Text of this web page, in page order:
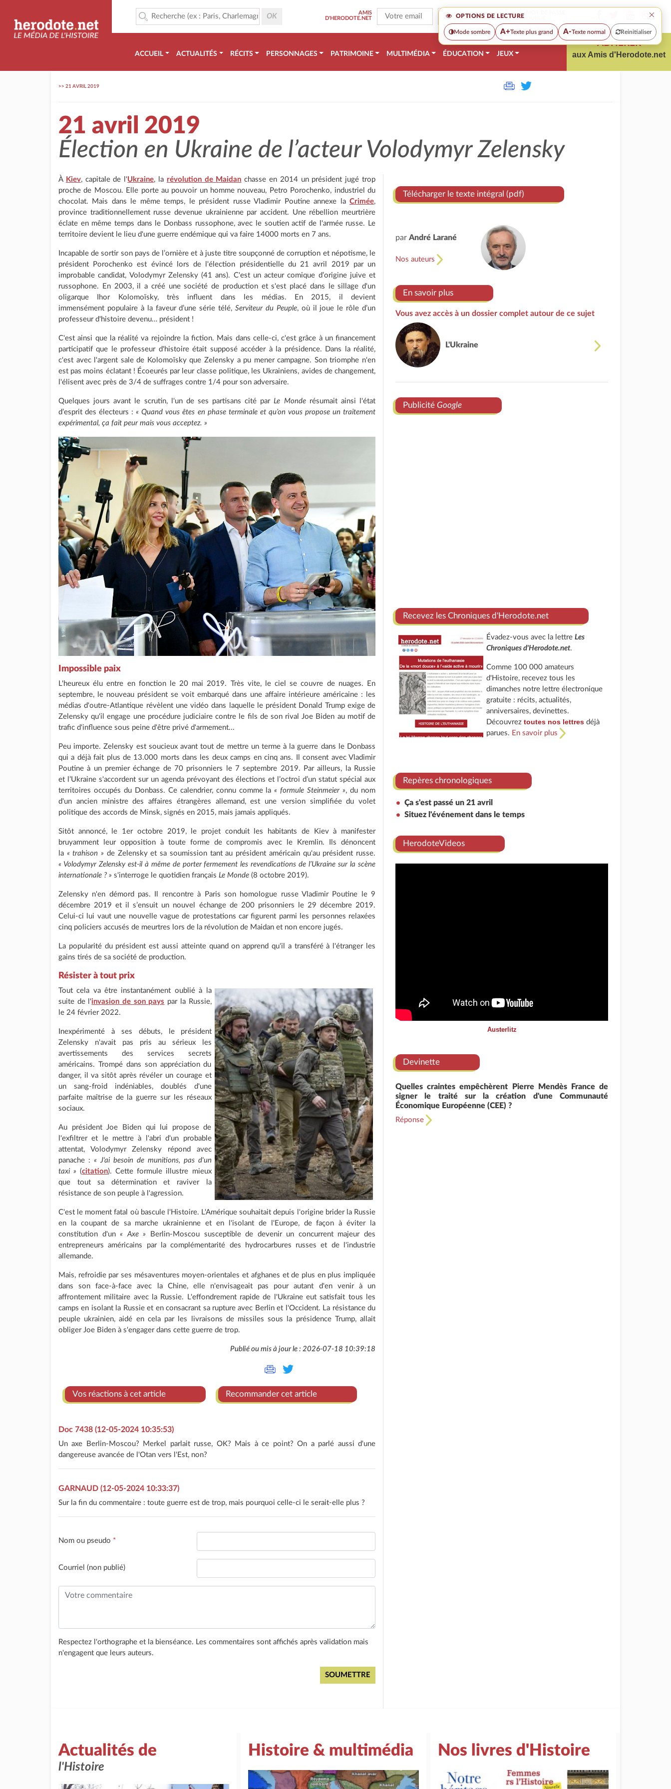
OPTIONS DE LECTURE ×
Mode sombre A+Texte plus grand A-Texte normal Reinitialiser
AMIS
D'HERODOTE.NET
ACCUEIL ACTUALITÉS RÉCITS PERSONNAGES PATRIMOINE MULTIMÉDIA ÉDUCATION JEUX
ADHÉRER
aux Amis d'Herodote.net
>> 21 AVRIL 2019
21 avril 2019
Élection en Ukraine de l’acteur Volodymyr Zelensky
À Kiev, capitale de l'Ukraine, la révolution de Maidan chasse en 2014 un président jugé trop
proche de Moscou. Elle porte au pouvoir un homme nouveau, Petro Porochenko, industriel du
chocolat. Mais dans le même temps, le président russe Vladimir Poutine annexe la Crimée,
province traditionnellement russe devenue ukrainienne par accident. Une rébellion meurtrière
éclate en même temps dans le Donbass russophone, avec le soutien actif de l'armée russe. Le
territoire devient le lieu d'une guerre endémique qui va faire 14000 morts en 7 ans.
Incapable de sortir son pays de l’ornière et à juste titre soupçonné de corruption et népotisme, le
président Porochenko est évincé lors de l'élection présidentielle du 21 avril 2019 par un
improbable candidat, Volodymyr Zelensky (41 ans). C'est un acteur comique d’origine juive et
russophone. En 2003, il a créé une société de production et s'est placé dans le sillage d'un
oligarque Ihor Kolomoïsky, très influent dans les médias. En 2015, il devient
immensément populaire à la faveur d’une série télé, Serviteur du Peuple, où il joue le rôle d’un
professeur d'histoire devenu… président !
C'est ainsi que la réalité va rejoindre la fiction. Mais dans celle-ci, c'est grâce à un financement
participatif que le professeur d'histoire était supposé accéder à la présidence. Dans la réalité,
c'est avec l'argent sale de Kolomoïsky que Zelensky a pu mener campagne. Son triomphe n'en
est pas moins éclatant ! Écoeurés par leur classe politique, les Ukrainiens, avides de changement,
l'élisent avec près de 3/4 de suffrages contre 1/4 pour son adversaire.
Quelques jours avant le scrutin, l'un de ses partisans cité parLe Monderésumait ainsi l'état
d’esprit des électeurs :« Quand vous êtes en phase terminale et qu’on vous propose un traitement
expérimental, ça fait peur mais vous acceptez. »
Impossible paix
L'heureux élu entre en fonction le 20 mai 2019. Très vite, le ciel se couvre de nuages. En
septembre, le nouveau président se voit embarqué dans une affaire intérieure américaine : les
médias d'outre-Atlantique révèlent une vidéo dans laquelle le président Donald Trump exige de
Zelensky qu'il engage une procédure judiciaire contre le fils de son rival Joe Biden au motif de
trafic d'influence sous peine d'être privé d'armement...
Peu importe. Zelensky est soucieux avant tout de mettre un terme à la guerre dans le Donbass
qui a déjà fait plus de 13.000 morts dans les deux camps en cinq ans. Il consent avec Vladimir
Poutine à un premier échange de 70 prisonniers le 7 septembre 2019. Par ailleurs, la Russie
et l’Ukraine s'accordent sur un agenda prévoyant des élections et l’octroi d’un statut spécial aux
territoires occupés du Donbass. Ce calendrier, connu comme la« formule Steinmeier », du nom
d'un ancien ministre des affaires étrangères allemand, est une version simplifiée du volet
politique des accords de Minsk, signés en 2015, mais jamais appliqués.
Sitôt annoncé, le 1er octobre 2019, le projet conduit les habitants de Kiev à manifester
bruyamment leur opposition à toute forme de compromis avec le Kremlin. Ils dénoncent
la « trahison » de Zelensky et sa soumission tant au président américain qu'au président russe.
« Volodymyr Zelensky est-il à même de porter fermement les revendications de l’Ukraine sur la scène
internationale ? » s'interroge le quotidien français Le Monde (8 octobre 2019).
Zelensky n'en démord pas. Il rencontre à Paris son homologue russe Vladimir Poutine le 9
décembre 2019 et il s’ensuit un nouvel échange de 200 prisonniers le 29 décembre 2019.
Celui-ci lui vaut une nouvelle vague de protestations car figurent parmi les personnes relaxées
cinq policiers accusés de meurtres lors de la révolution de Maidan et non encore jugés.
La popularité du président est aussi atteinte quand on apprend qu'il a transféré à l'étranger les
gains tirés de sa société de production.
Résister à tout prix
Tout cela va être instantanément oublié à la
suite de l'invasion de son pays par la Russie,
le 24 février 2022.
Inexpérimenté à ses débuts, le président
Zelensky n'avait pas pris au sérieux les
avertissements des services secrets
américains. Trompé dans son appréciation du
danger, il va sitôt après révéler un courage et
un sang-froid indéniables, doublés d'une
parfaite maîtrise de la guerre sur les réseaux
sociaux.
Au président Joe Biden qui lui propose de
l'exfiltrer et le mettre à l'abri d'un probable
attentat, Volodymyr Zelensky répond avec
panache : « J'ai besoin de munitions, pas d'un
taxi » (citation). Cette formule illustre mieux
que tout sa détermination et raviver la
résistance de son peuple à l'agression.
C'est le moment fatal où bascule l'Histoire. L'Amérique souhaitait depuis l'origine brider la Russie
en la coupant de sa marche ukrainienne et en l'isolant de l'Europe, de façon à éviter la
constitution d'un« Axe » Berlin-Moscou susceptible de devenir un concurrent majeur des
entrepreneurs américains par la complémentarité des hydrocarbures russes et de l'industrie
allemande.
Mais, refroidie par ses mésaventures moyen-orientales et afghanes et de plus en plus impliquée
dans son face-à-face avec la Chine, elle n'envisageait pas pour autant d'en venir à un
affrontement militaire avec la Russie. L'effondrement rapide de l'Ukraine eut satisfait tous les
camps en isolant la Russie et en consacrant sa rupture avec Berlin et l'Occident. La résistance du
peuple ukrainien, aidé en cela par les livraisons de missiles sous la présidence Trump, allait
obliger Joe Biden à s'engager dans cette guerre de trop.
Publié ou mis à jour le : 2026-07-18 10:39:18
Vos réactions à cet article Recommander cet article
Doc 7438 (12-05-2024 10:35:53)
Un axe Berlin-Moscou? Merkel parlait russe, OK? Mais à ce point? On a parlé aussi d'une
dangereuse avancée de l'Otan vers l'Est, non?
GARNAUD (12-05-2024 10:33:37)
Sur la fin du commentaire : toute guerre est de trop, mais pourquoi celle-ci le serait-elle plus ?
Nom ou pseudo *
Courriel (non publié)
Respectez l'orthographe et la bienséance. Les commentaires sont affichés après validation mais
n'engagent que leurs auteurs.
Télécharger le texte intégral (pdf)
par André Larané
Nos auteurs
En savoir plus
Vous avez accès à un dossier complet autour de ce sujet
L'Ukraine
Publicité Google
Recevez les Chroniques d'Herodote.net
Évadez-vous avec la lettreLes
Chroniques d'Herodote.net.
Comme 100 000 amateurs
d'Histoire, recevez tous les
dimanches notre lettre électronique
gratuite : récits, actualités,
anniversaires, devinettes.
Découvreztoutes nos lettres déjà
parues. En savoir plus
Repères chronologiques
Ça s'est passé un 21 avril
Situez l'événement dans le temps
HerodoteVideos
Austerlitz
Devinette
Quelles craintes empêchèrent Pierre Mendès France de
signer le traité sur la création d'une Communauté
Économique Européenne (CEE) ?
Réponse
Actualités de
l'Histoire
Histoire & multimédia Nos livres d'Histoire